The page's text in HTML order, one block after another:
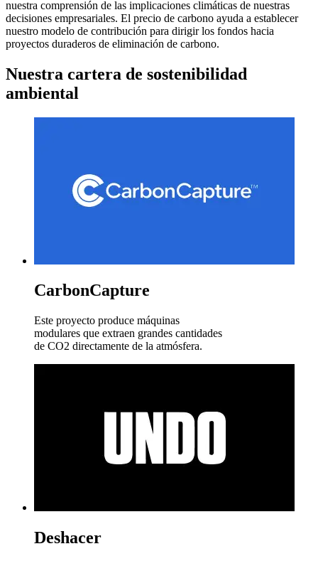
nuestra comprensión de las implicaciones climáticas de nuestras
decisiones empresariales. El precio de carbono ayuda a establecer
nuestro modelo de contribución para dirigir los fondos hacia
proyectos duraderos de eliminación de carbono.
Nuestra cartera de sostenibilidad
ambiental
CarbonCapture
Este proyecto produce máquinas
modulares que extraen grandes cantidades
de CO2 directamente de la atmósfera.
Deshacer